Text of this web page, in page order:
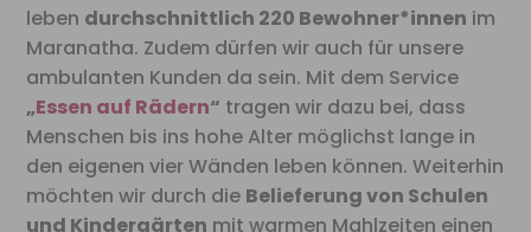
leben durchschnittlich 220 Bewohner*innen im
Maranatha. Zudem dürfen wir auch für unsere
ambulanten Kunden da sein. Mit dem Service
„Essen auf Rädern“ tragen wir dazu bei, dass
Menschen bis ins hohe Alter möglichst lange in
den eigenen vier Wänden leben können. Weiterhin
möchten wir durch die Belieferung von Schulen
und Kindergärten mit warmen Mahlzeiten einen